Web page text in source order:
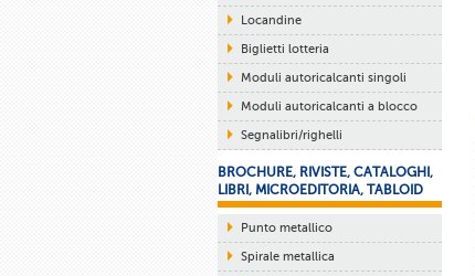
Locandine
Biglietti lotteria
Moduli autoricalcanti singoli
Moduli autoricalcanti a blocco
Segnalibri/righelli
BROCHURE, RIVISTE, CATALOGHI,
LIBRI, MICROEDITORIA, TABLOID
Punto metallico
Spirale metallica